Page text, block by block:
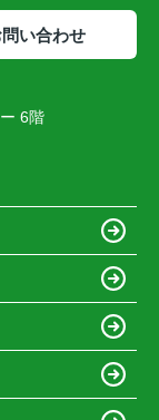
い合わせ
6階